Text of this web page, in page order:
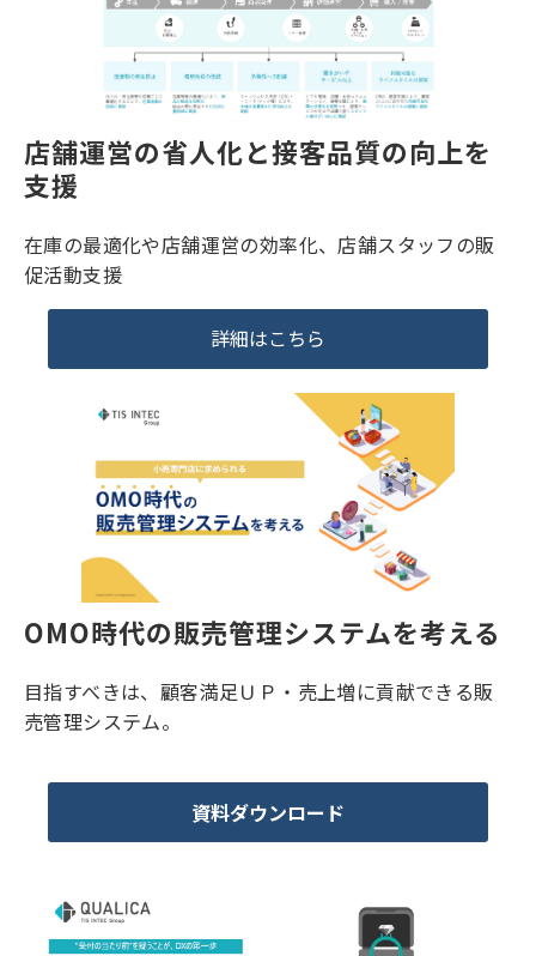
店舗運営の省人化と接客品質の向上を
支援
在庫の最適化や店舗運営の効率化、店舗スタッフの販
促活動支援
詳細はこちら
OMO時代の販売管理システムを考える
目指すべきは、顧客満足ＵＰ・売上増に貢献できる販
売管理システム。
資料ダウンロード